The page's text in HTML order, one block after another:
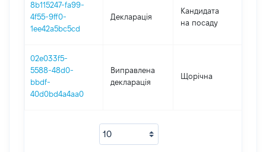
8b115247-fa99-
4f55-9ff0-
1ee42a5bc5cd
Декларація
Кандидата
на посаду
02e033f5-
5588-48d0-
bbdf-
40d0bd4a4aa0
Виправлена
декларація
Щорічна